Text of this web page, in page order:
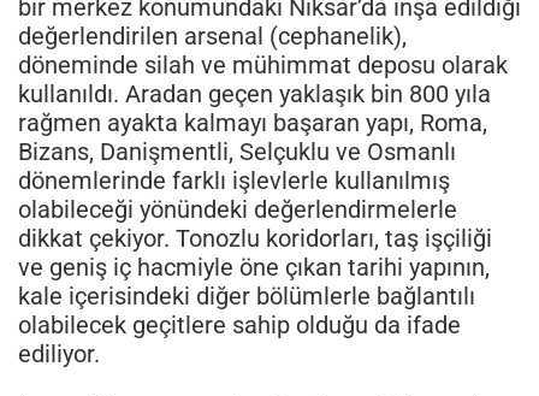
bir merkez konumundaki Niksar’da inşa edildiği
değerlendirilen arsenal (cephanelik),
döneminde silah ve mühimmat deposu olarak
kullanıldı. Aradan geçen yaklaşık bin 800 yıla
rağmen ayakta kalmayı başaran yapı, Roma,
Bizans, Danişmentli, Selçuklu ve Osmanlı
dönemlerinde farklı işlevlerle kullanılmış
olabileceği yönündeki değerlendirmelerle
dikkat çekiyor. Tonozlu koridorları, taş işçiliği
ve geniş iç hacmiyle öne çıkan tarihi yapının,
kale içerisindeki diğer bölümlerle bağlantılı
olabilecek geçitlere sahip olduğu da ifade
ediliyor.